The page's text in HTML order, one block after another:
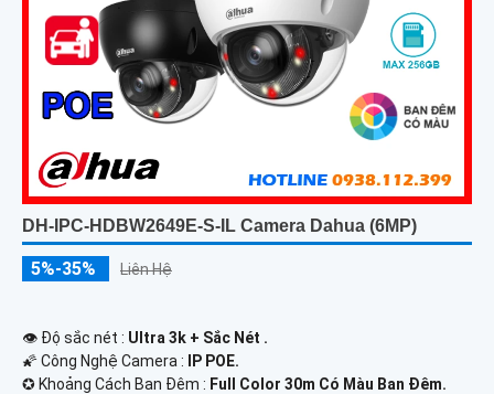
DH-IPC-HDBW2649E-S-IL Camera Dahua (6MP)
5%-35% Liên Hệ
👁 Độ sắc nét : Ultra 3k + Sắc Nét .
🌠 Công Nghệ Camera : IP POE.
✪ Khoảng Cách Ban Đêm : Full Color 30m Có Màu Ban Ðêm.